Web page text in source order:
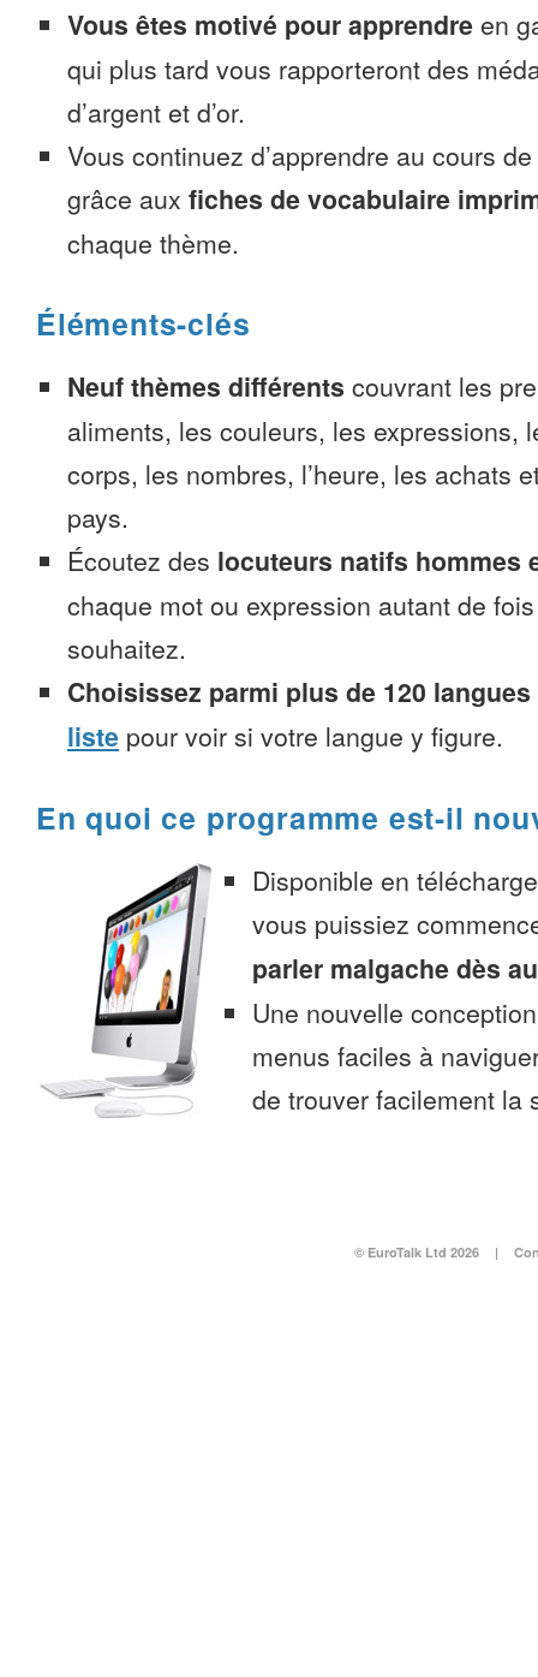
Vous êtes motivé pour apprendre en
qui plus tard vous rapporteront des
d’argent et d’or.
Vous continuez d’apprendre au cours
grâce aux fiches de vocabulaire
chaque thème.
Éléments-clés
Neuf thèmes différents couvrant les
aliments, les couleurs, les expressions,
corps, les nombres, l’heure, les achats
pays.
Écoutez des locuteurs natifs hommes
chaque mot ou expression autant de
souhaitez.
Choisissez parmi plus de 120 langues
liste pour voir si votre langue y figure.
En quoi ce programme est-il
Disponible en
vous puissiez
parler malgache dès
Une nouvelle
menus faciles à
de trouver facilement la
© EuroTalk Ltd 2026 |